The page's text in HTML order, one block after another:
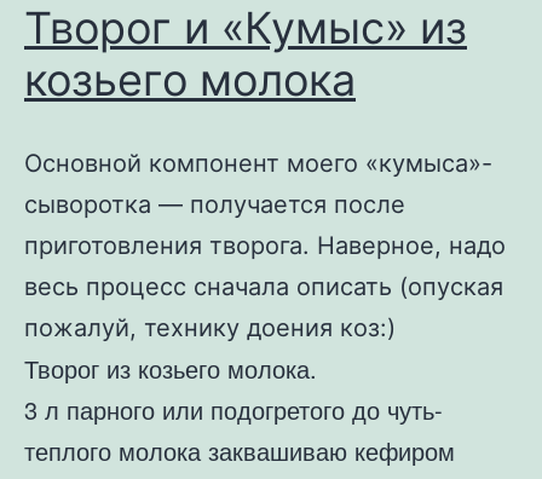
Творог и «Кумыс» из
козьего молока
Основной компонент моего «кумыса»-
сыворотка — получается после
приготовления творога. Наверное, надо
весь процесс сначала описать (опуская
пожалуй, технику доения коз:)
Творог из козьего молока.
3 л парного или подогретого до чуть-
теплого молока заквашиваю кефиром